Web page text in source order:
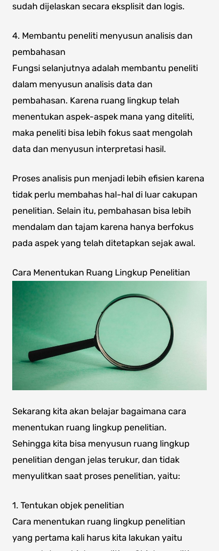
sudah dijelaskan secara eksplisit dan logis.
4. Membantu peneliti menyusun analisis dan
pembahasan
Fungsi selanjutnya adalah membantu peneliti
dalam menyusun analisis data dan
pembahasan. Karena ruang lingkup telah
menentukan aspek-aspek mana yang diteliti,
maka peneliti bisa lebih fokus saat mengolah
data dan menyusun interpretasi hasil.
Proses analisis pun menjadi lebih efisien karena
tidak perlu membahas hal-hal di luar cakupan
penelitian. Selain itu, pembahasan bisa lebih
mendalam dan tajam karena hanya berfokus
pada aspek yang telah ditetapkan sejak awal.
Cara Menentukan Ruang Lingkup Penelitian
Sekarang kita akan belajar bagaimana cara
menentukan ruang lingkup penelitian.
Sehingga kita bisa menyusun ruang lingkup
penelitian dengan jelas terukur, dan tidak
menyulitkan saat proses penelitian, yaitu:
1. Tentukan objek penelitian
Cara menentukan ruang lingkup penelitian
yang pertama kali harus kita lakukan yaitu